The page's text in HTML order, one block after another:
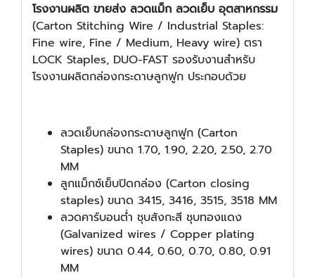
โรงงานผลิต ขายส่ง ลวดแม็ก ลวดเย็บ อุตสาหกรรม
(Carton Stitching Wire / Industrial Staples:
Fine wire, Fine / Medium, Heavy wire) ตรา
LOCK Staples, DUO-FAST รองรับงานสำหรับ
โรงงานผลิตกล่องกระดาษลูกฟูก ประกอบด้วย
ลวดเย็บกล่องกระดาษลูกฟูก (Carton
Staples) ขนาด 1.70, 1.90, 2.20, 2.50, 2.70
MM
ลูกแม็กซ์เย็บปิดกล่อง (Carton closing
staples) ขนาด 3415, 3416, 3515, 3518 MM
ลวดคาร์บอนต่ำ ชุบสังกะสี ชุบทองแดง
(Galvanized wires / Copper plating
wires) ขนาด 0.44, 0.60, 0.70, 0.80, 0.91
MM